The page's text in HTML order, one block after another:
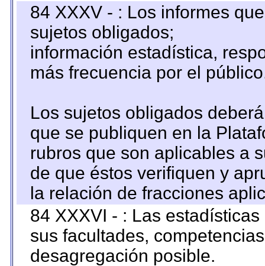
84 XXXV - : Los informes
sujetos obligados;
información estadística,
más frecuencia por el
Los sujetos obligados
que se publiquen en la
rubros que son aplicables a
de que éstos verifiquen y
la relación de fracciones
84 XXXVI - : Las
sus facultades,
desagregación posible.